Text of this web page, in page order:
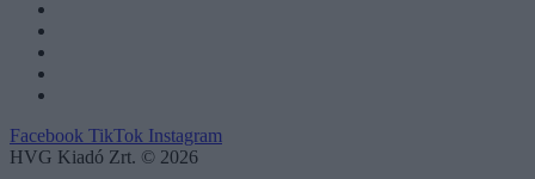
Facebook TikTok Instagram
HVG Kiadó Zrt. © 2026